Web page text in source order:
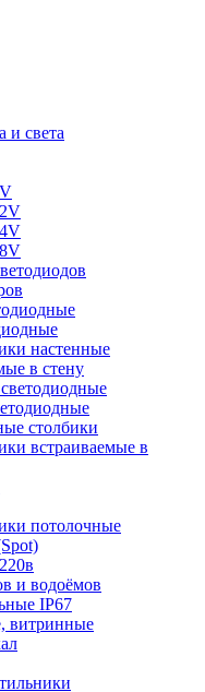
и света
настенные
в стену
столбики
встраиваемые в
потолочные
и водоёмов
IP67
витринные